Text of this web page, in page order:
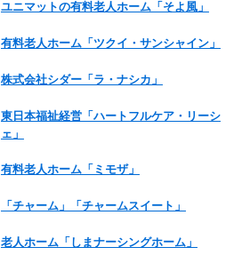
ユニマットの有料老人ホーム「そよ風」
有料老人ホーム「ツクイ・サンシャイン」
株式会社シダー「ラ・ナシカ」
東日本福祉経営「ハートフルケア・リーシ
ェ」
有料老人ホーム「ミモザ」
「チャーム」「チャームスイート」
老人ホーム「しまナーシングホーム」